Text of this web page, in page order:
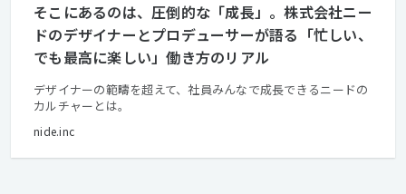
そこにあるのは、圧倒的な「成長」。株式会社ニー
ドのデザイナーとプロデューサーが語る「忙しい、
でも最高に楽しい」働き方のリアル
デザイナーの範疇を超えて、社員みんなで成長できるニードの
カルチャーとは。
nide.inc